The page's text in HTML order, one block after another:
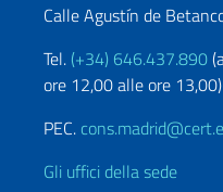
Calle Agustín de
Tel. (+34) 646.437.890
ore 12,00 alle ore 13,00)
PEC.
Gli uffici della sede